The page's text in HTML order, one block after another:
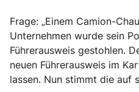
Frage: „Einem Camion-
Unternehmen wurde sein
Führerausweis gestohlen.
neuen Führerausweis im
lassen. Nun stimmt die auf